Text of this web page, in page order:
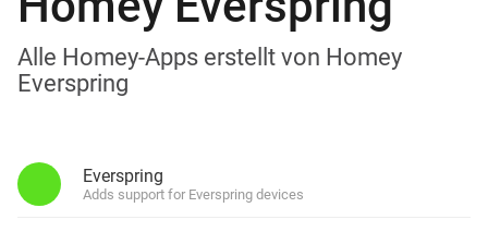
Alle Homey-Apps erstellt von Homey
Everspring
Everspring
Adds support for Everspring devices